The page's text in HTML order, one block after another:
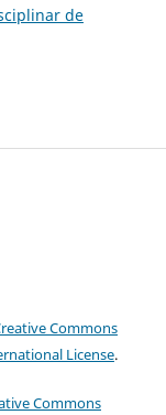
de
Commons
License.
Commons